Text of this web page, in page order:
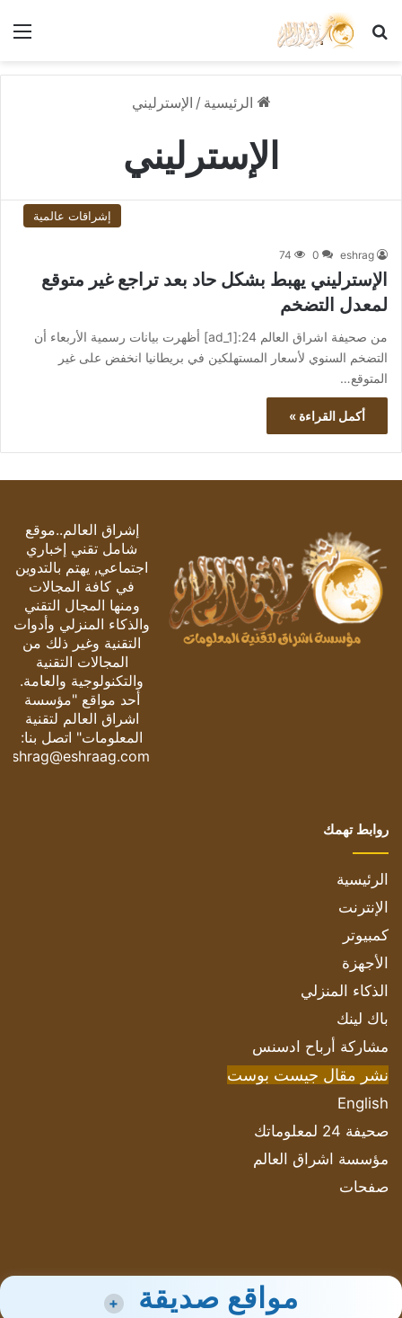
بحث عن
الرئيسية / الإسترليني
الإسترليني
إشراقات عالمية
eshrag
0
74
الإسترليني يهبط بشكل حاد بعد تراجع غير متوقع
لمعدل التضخم
من صحيفة اشراق العالم 24:[ad_1] أظهرت بيانات رسمية الأربعاء أن
التضخم السنوي لأسعار المستهلكين في بريطانيا انخفض على غير
المتوقع…
أكمل القراءة »
إشراق العالم..موقع
شامل تقني إخباري
اجتماعي, يهتم بالتدوين
في كافة المجالات
ومنها المجال التقني
والذكاء المنزلي وأدوات
التقنية وغير ذلك من
المجالات التقنية
والتكنولوجية والعامة.
أحد مواقع "مؤسسة
اشراق العالم لتقنية
المعلومات" اتصل بنا:
eshrag@eshraag.com
روابط تهمك
الرئيسية
الإنترنت
كمبيوتر
الأجهزة
الذكاء المنزلي
باك لينك
مشاركة أرباح ادسنس
نشر مقال جيست بوست
English
صحيفة 24 لمعلوماتك
مؤسسة اشراق العالم
صفحات
مواقع صديقة +